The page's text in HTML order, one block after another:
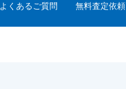
よくあるご質問 無料査定依頼